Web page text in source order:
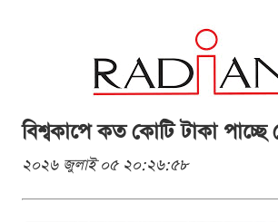
বিশ্বকাপে কত কোটি টাকা পাচ্ছে
২০২৬ জুলাই ০৫ ২০:২৬:৫৮